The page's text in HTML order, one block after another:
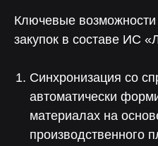
Ключевые
закупок в составе ИС
Синхронизация со
автоматически
материалах на
производственного